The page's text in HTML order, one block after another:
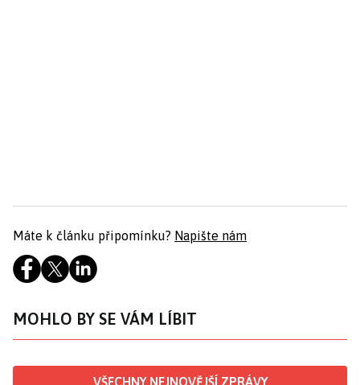
Máte k článku připomínku? Napište nám
MOHLO BY SE VÁM LÍBIT
VŠECHNY NEJNOVĚJŠÍ ZPRÁVY